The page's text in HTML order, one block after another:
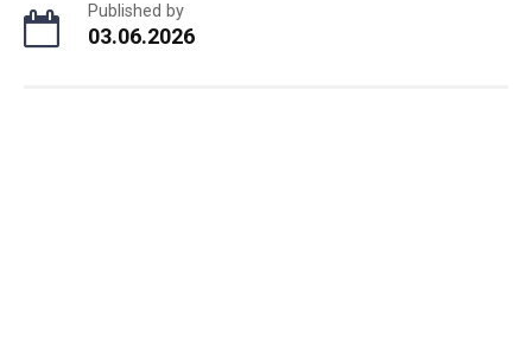
Published by
03.06.2026